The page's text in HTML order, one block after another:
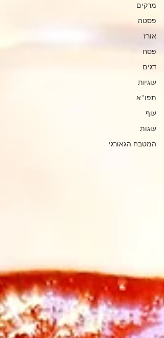
מרקים
פסטה
אורז
פסח
דגים
עוגיות
תפו"א
עוף
עוגות
המטבח הגאורגי